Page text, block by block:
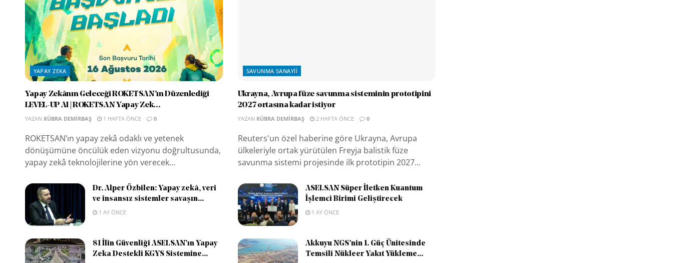
YAPAY ZEKA
Yapay Zekânın Geleceği ROKETSAN’ın Düzenlediği
LEVEL-UP AI | ROKETSAN Yapay Zek...
YAZAN KÜBRA DEMIRBAŞ 1 HAFTA ÖNCE 0
ROKETSAN’ın yapay zekâ odaklı ve yetenek
dönüşümüne öncülük eden vizyonu doğrultusunda,
yapay zekâ teknolojilerine yön verecek...
SAVUNMA SANAYII
Ukrayna, Avrupa füze savunma sisteminin prototipini
2027 ortasına kadar istiyor
YAZAN KÜBRA DEMIRBAŞ 2 HAFTA ÖNCE 0
Reuters'un özel haberine göre Ukrayna, Avrupa
ülkeleriyle ortak yürütülen Freyja balistik füze
savunma sistemi projesinde ilk prototipin 2027...
Dr. Alper Özbilen: Yapay zekâ, veri
ve insansız sistemler savaşın...
1 AY ÖNCE
ASELSAN Süper İletken Kuantum
İşlemci Birimi Geliştirecek
1 AY ÖNCE
81 İlin Güvenliği ASELSAN’ın Yapay
Zeka Destekli KGYS Sistemine...
Akkuyu NGS’nin 1. Güç Ünitesinde
Temsili Nükleer Yakıt Yükleme...